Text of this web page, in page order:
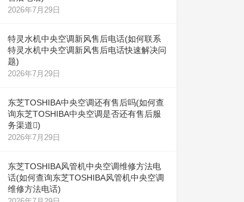
2026年7月29日
特灵水机中央空调新风售后电话(如何联系
特灵水机中央空调新风售后电话快速解决问
题)
2026年7月29日
东芝TOSHIBA中央空调还有售后吗(如何查
询东芝TOSHIBA中央空调是否还有售后服
务渠道)
2026年7月29日
东芝TOSHIBA风管机中央空调维修方法电
话(如何查询东芝TOSHIBA风管机中央空调
维修方法电话)